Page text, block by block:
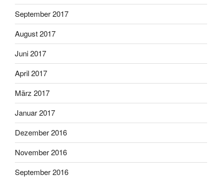
September 2017
August 2017
Juni 2017
April 2017
März 2017
Januar 2017
Dezember 2016
November 2016
September 2016